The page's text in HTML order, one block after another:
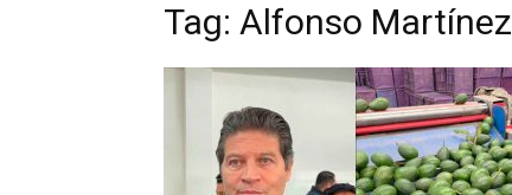
Tag: Alfonso Martínez